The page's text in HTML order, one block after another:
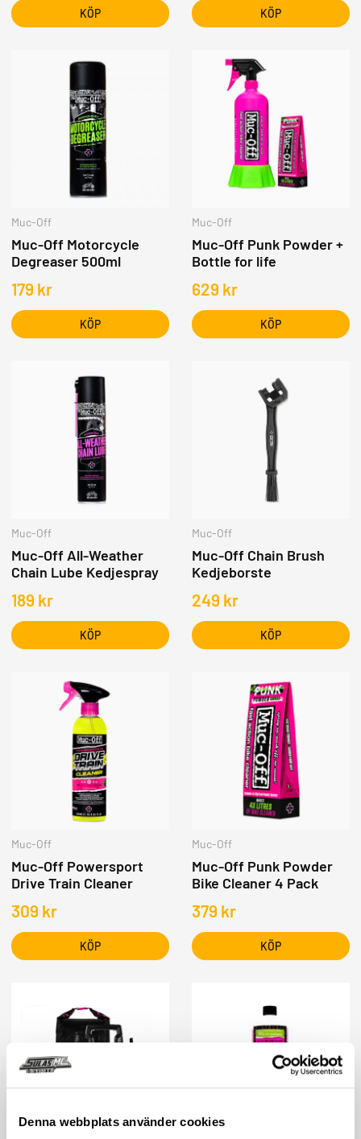
Denna webbplats använder cookies
KÖP KÖP
Muc-Off
Muc-Off Motorcycle
Degreaser 500ml
179 kr
KÖP
Muc-Off
Muc-Off Punk Powder +
Bottle for life
629 kr
KÖP
Muc-Off
Muc-Off All-Weather
Chain Lube Kedjespray
189 kr
KÖP
Muc-Off
Muc-Off Chain Brush
Kedjeborste
249 kr
KÖP
Muc-Off
Muc-Off Powersport
Drive Train Cleaner
309 kr
KÖP
Muc-Off
Muc-Off Punk Powder
Bike Cleaner 4 Pack
379 kr
KÖP